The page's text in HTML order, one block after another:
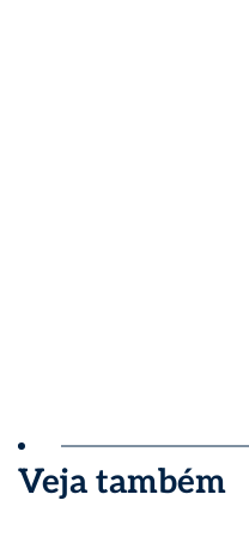
Veja também